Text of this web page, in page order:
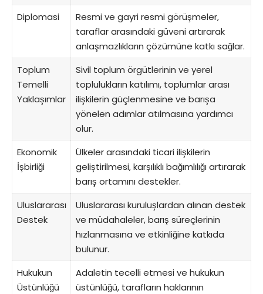
Diplomasi
Resmi ve gayri resmi görüşmeler,
taraflar arasındaki güveni artırarak
anlaşmazlıkların çözümüne katkı sağlar.
Toplum
Temelli
Yaklaşımlar
Sivil toplum örgütlerinin ve yerel
toplulukların katılımı, toplumlar arası
ilişkilerin güçlenmesine ve barışa
yönelen adımlar atılmasına yardımcı
olur.
Ekonomik
İşbirliği
Ülkeler arasındaki ticari ilişkilerin
geliştirilmesi, karşılıklı bağımlılığı artırarak
barış ortamını destekler.
Uluslararası
Destek
Uluslararası kuruluşlardan alınan destek
ve müdahaleler, barış süreçlerinin
hızlanmasına ve etkinliğine katkıda
bulunur.
Hukukun
Üstünlüğü
Adaletin tecelli etmesi ve hukukun
üstünlüğü, tarafların haklarının